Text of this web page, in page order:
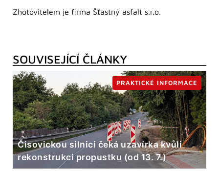
Zhotovitelem je firma Šťastný asfalt s.r.o.
SOUVISEJÍCÍ ČLÁNKY
Čisovickou silnici čeká uzavírka kvůli
rekonstrukci propustku (od 13. 7.)
PRAKTICKÉ INFORMACE